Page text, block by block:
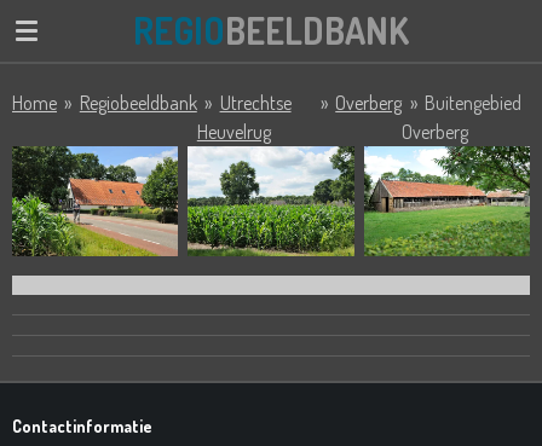
Ga
de
REGIOBEELDBANK
Home » Regiobeeldbank » Utrechtse
Heuvelrug
» Overberg » Buitengebied
Overberg
Contactinformatie